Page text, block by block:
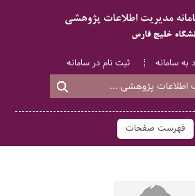
ثبت نام در سامانه به سامانه
فهرست صفحات